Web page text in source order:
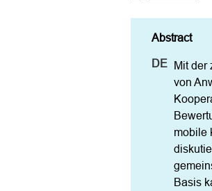
Mit der
von
mobile
Basis